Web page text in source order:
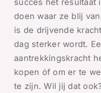
succes het resultaat
doen waar ze blij
is de drijvende
dag sterker wordt.
aantrekkingskracht
kopen óf om er te
te zijn. Wil jij dat